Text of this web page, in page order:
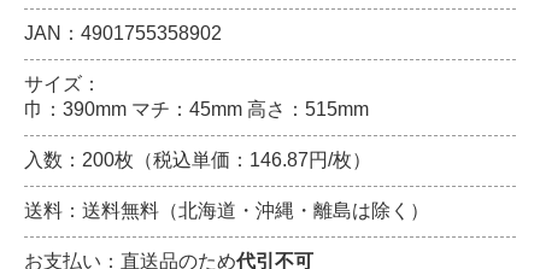
JAN：4901755358902
サイズ：
巾：390mm マチ：45mm 高さ：515mm
入数：200枚（税込単価：146.87円/枚）
送料：送料無料（北海道・沖縄・離島は除く）
お支払い：直送品のため代引不可